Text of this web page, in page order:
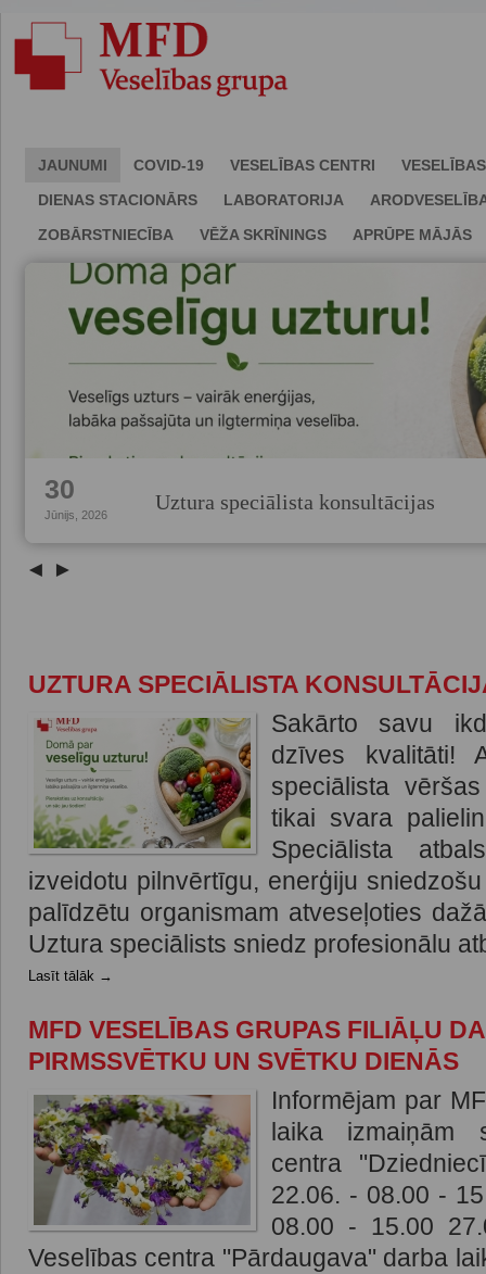
JAUNUMI COVID-19 VESELĪBAS CENTRI
DIENAS STACIONĀRS
LABORATORIJA
ZOBĀRSTNIECĪBA
VĒŽA SKRĪNINGS APRŪPE MĀJĀS
30
Jūnijs, 2026
Uztura speciālista konsultācijas
◄ ►
UZTURA SPECIĀLISTA
Sakārto savu
dzīves kvalitāti!
speciālista
tikai svara
Speciālista
izveidotu pilnvērtīgu, enerģiju
palīdzētu organismam atveseļoties
Uztura speciālists sniedz profesionālu
Lasīt tālāk →
MFD VESELĪBAS GRUPAS FILIĀĻU
PIRMSSVĒTKU UN SVĒTKU DIENĀS
Informējam par
laika izmaiņām
centra
22.06. - 08.00 -
08.00 - 15.00
Veselības centra "Pārdaugava" darba